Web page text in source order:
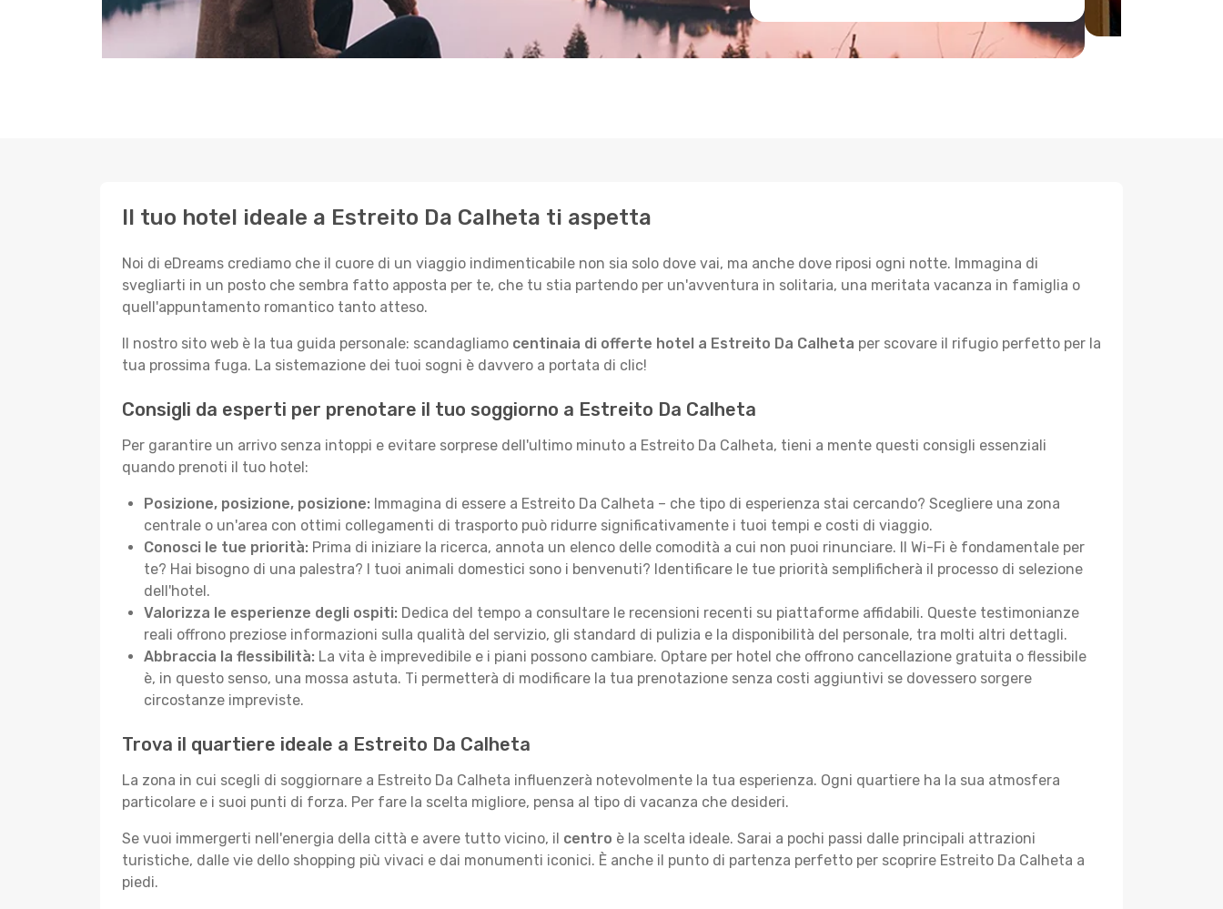
Il tuo hotel ideale a Estreito Da Calheta ti aspetta
Noi di eDreams crediamo che il cuore di un viaggio indimenticabile non sia solo dove vai, ma anche dove riposi ogni notte. Immagina di
svegliarti in un posto che sembra fatto apposta per te, che tu stia partendo per un'avventura in solitaria, una meritata vacanza in famiglia o
quell'appuntamento romantico tanto atteso.
Il nostro sito web è la tua guida personale: scandagliamo centinaia di offerte hotel a Estreito Da Calheta per scovare il rifugio perfetto per la
tua prossima fuga. La sistemazione dei tuoi sogni è davvero a portata di clic!
Consigli da esperti per prenotare il tuo soggiorno a Estreito Da Calheta
Per garantire un arrivo senza intoppi e evitare sorprese dell'ultimo minuto a Estreito Da Calheta, tieni a mente questi consigli essenziali
quando prenoti il tuo hotel:
Posizione, posizione, posizione: Immagina di essere a Estreito Da Calheta – che tipo di esperienza stai cercando? Scegliere una zona
centrale o un'area con ottimi collegamenti di trasporto può ridurre significativamente i tuoi tempi e costi di viaggio.
Conosci le tue priorità: Prima di iniziare la ricerca, annota un elenco delle comodità a cui non puoi rinunciare. Il Wi-Fi è fondamentale per
te? Hai bisogno di una palestra? I tuoi animali domestici sono i benvenuti? Identificare le tue priorità semplificherà il processo di selezione
dell'hotel.
Valorizza le esperienze degli ospiti: Dedica del tempo a consultare le recensioni recenti su piattaforme affidabili. Queste testimonianze
reali offrono preziose informazioni sulla qualità del servizio, gli standard di pulizia e la disponibilità del personale, tra molti altri dettagli.
Abbraccia la flessibilità: La vita è imprevedibile e i piani possono cambiare. Optare per hotel che offrono cancellazione gratuita o flessibile
è, in questo senso, una mossa astuta. Ti permetterà di modificare la tua prenotazione senza costi aggiuntivi se dovessero sorgere
circostanze impreviste.
Trova il quartiere ideale a Estreito Da Calheta
La zona in cui scegli di soggiornare a Estreito Da Calheta influenzerà notevolmente la tua esperienza. Ogni quartiere ha la sua atmosfera
particolare e i suoi punti di forza. Per fare la scelta migliore, pensa al tipo di vacanza che desideri.
Se vuoi immergerti nell'energia della città e avere tutto vicino, il centro è la scelta ideale. Sarai a pochi passi dalle principali attrazioni
turistiche, dalle vie dello shopping più vivaci e dai monumenti iconici. È anche il punto di partenza perfetto per scoprire Estreito Da Calheta a
piedi.